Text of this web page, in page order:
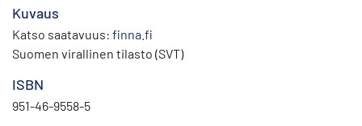
Kuvaus
Katso saatavuus: finna.fi
Suomen virallinen tilasto (SVT)
ISBN
951-46-9558-5